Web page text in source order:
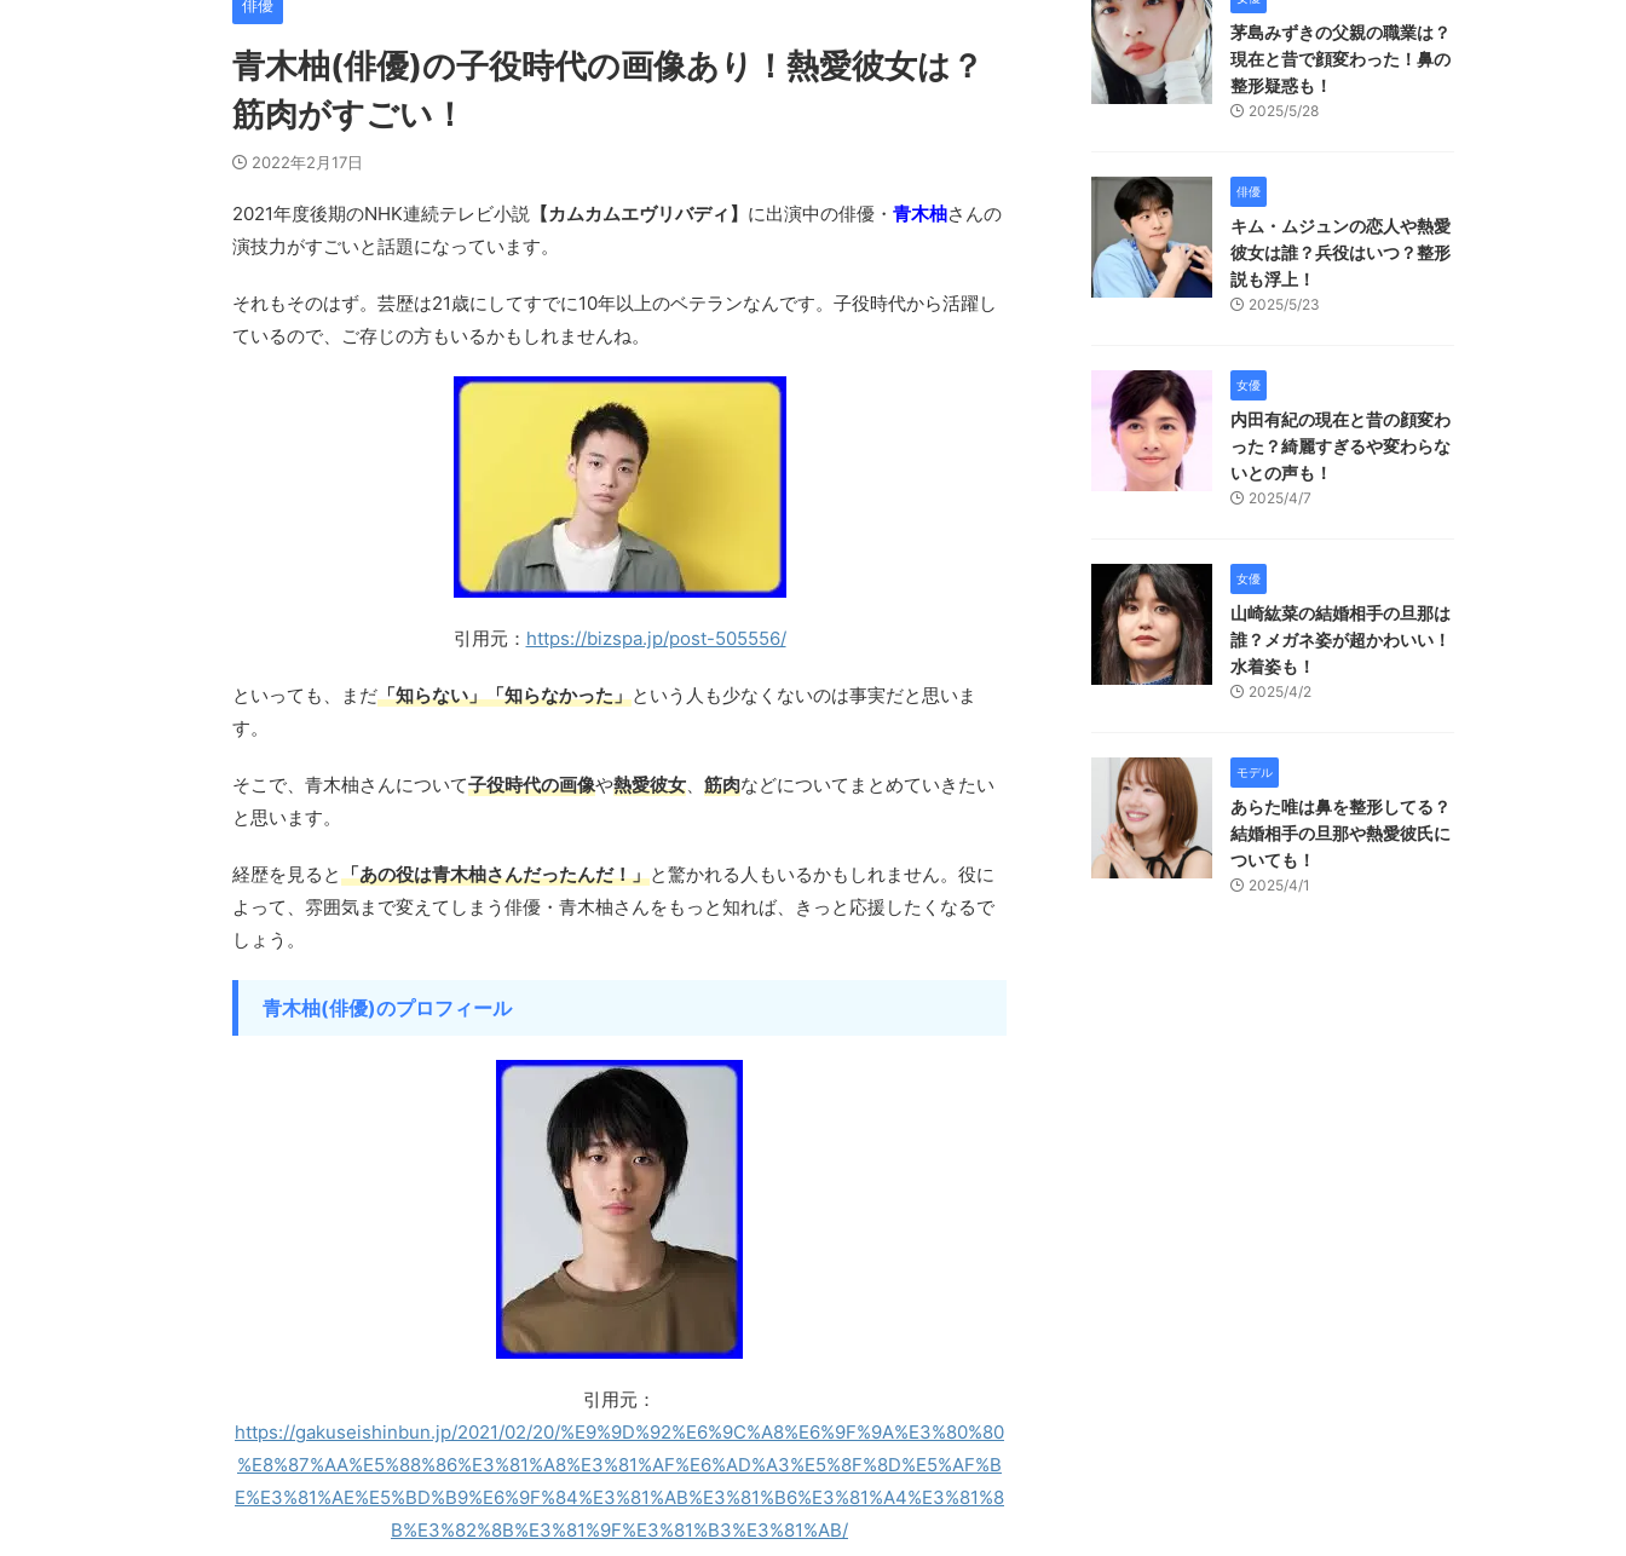
俳優
青木柚(俳優)の子役時代の画像あり！熱愛彼女は？
筋肉がすごい！
2022年2月17日
2021年度後期のNHK連続テレビ小説 【カムカムエヴリバディ】 に出演中の俳優・ 青木柚さんの
演技力がすごいと話題になっています。
それもそのはず。芸歴は21歳にしてすでに10年以上のベテランなんです。子役時代から活躍し
ているので、ご存じの方もいるかもしれませんね。
引用元： https://bizspa.jp/post-505556/
といっても、まだ「知らない」「知らなかった」という人も少なくないのは事実だと思いま
す。
そこで、青木柚さんについて子役時代の画像や熱愛彼女、 筋肉などについてまとめていきたい
と思います。
経歴を見ると「あの役は青木柚さんだったんだ！」と驚かれる人もいるかもしれません。役に
よって、雰囲気まで変えてしまう俳優・青木柚さんをもっと知れば、きっと応援したくなるで
しょう。
青木柚(俳優)のプロフィール
引用元：
https://gakuseishinbun.jp/2021/02/20/%E9%9D%92%E6%9C%A8%E6%9F%9A%E3%80%80
%E8%87%AA%E5%88%86%E3%81%A8%E3%81%AF%E6%AD%A3%E5%8F%8D%E5%AF%B
E%E3%81%AE%E5%BD%B9%E6%9F%84%E3%81%AB%E3%81%B6%E3%81%A4%E3%81%8
B%E3%82%8B%E3%81%9F%E3%81%B3%E3%81%AB/
茅島みずきの父親の職業は？
現在と昔で顔変わった！鼻の
整形疑惑も！
2025/5/28
俳優
キム・ムジュンの恋人や熱愛
彼女は誰？兵役はいつ？整形
説も浮上！
2025/5/23
女優
内田有紀の現在と昔の顔変わ
った？綺麗すぎるや変わらな
いとの声も！
2025/4/7
女優
山崎紘菜の結婚相手の旦那は
誰？メガネ姿が超かわいい！
水着姿も！
2025/4/2
モデル
あらた唯は鼻を整形してる？
結婚相手の旦那や熱愛彼氏に
ついても！
2025/4/1